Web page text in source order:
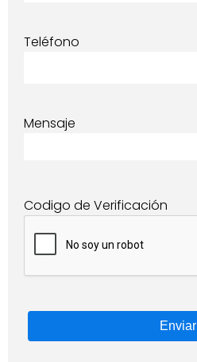
Teléfono
Mensaje
Codigo de Verificación
Enviar